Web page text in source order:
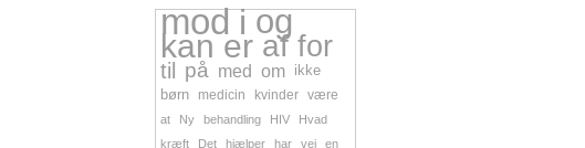
mod i og
kan er af for
til på med om ikke
børn
medicin kvinder
være
at
Ny behandling HIV
Hvad
kræft
Det hjælper har vej
en